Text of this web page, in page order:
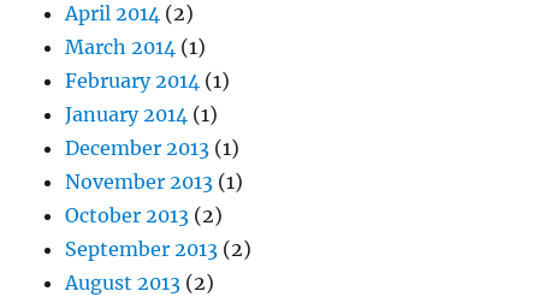
April 2014 (2)
March 2014 (1)
February 2014 (1)
January 2014 (1)
December 2013 (1)
November 2013 (1)
October 2013 (2)
September 2013 (2)
August 2013 (2)